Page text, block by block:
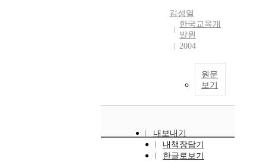
김성열
한국교육개
발원
2004
원문
보기
내보내기
내책장담기
한글로보기